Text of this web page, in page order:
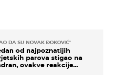
DA SU NOVAK ĐOKOVIĆ"
od najpoznatijih
parova stigao na
ovakve reakcije